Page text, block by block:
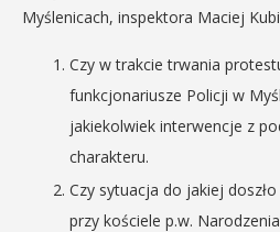
Myślenicach, inspektora Maciej
Czy w trakcie trwania
funkcjonariusze Policji w
jakiekolwiek interwencje z
charakteru.
Czy sytuacja do jakiej
przy kościele p.w.